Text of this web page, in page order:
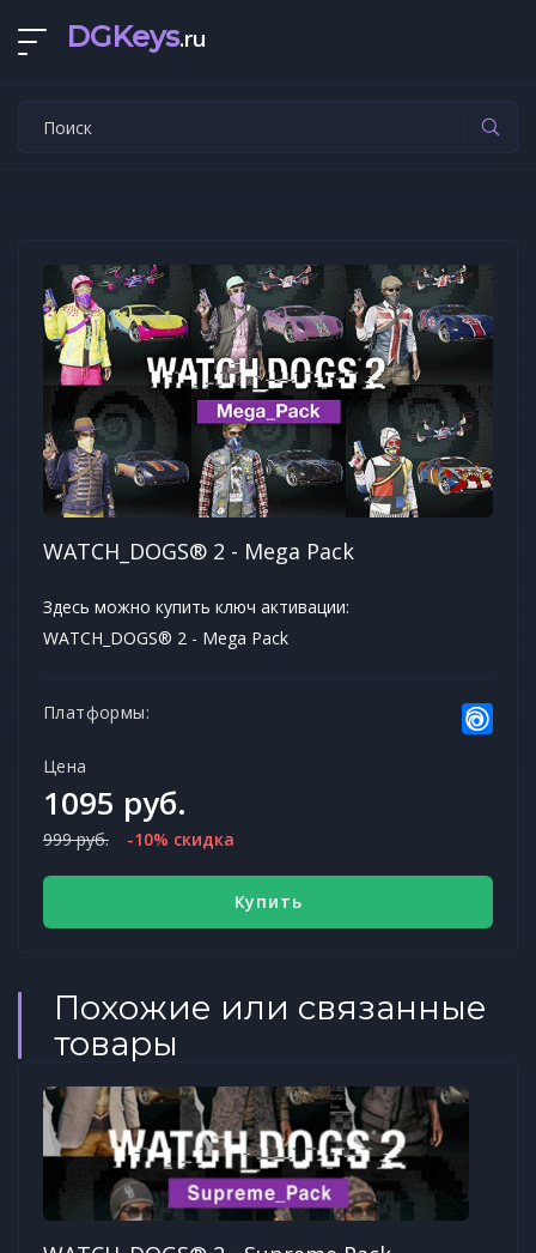
DGKeys.ru
WATCH_DOGS® 2 - Mega Pack
Здесь можно купить ключ активации:
WATCH_DOGS® 2 - Mega Pack
Платформы:
Цена
1095 руб.
999 руб. -10% скидка
Купить
Похожие или связанные
товары